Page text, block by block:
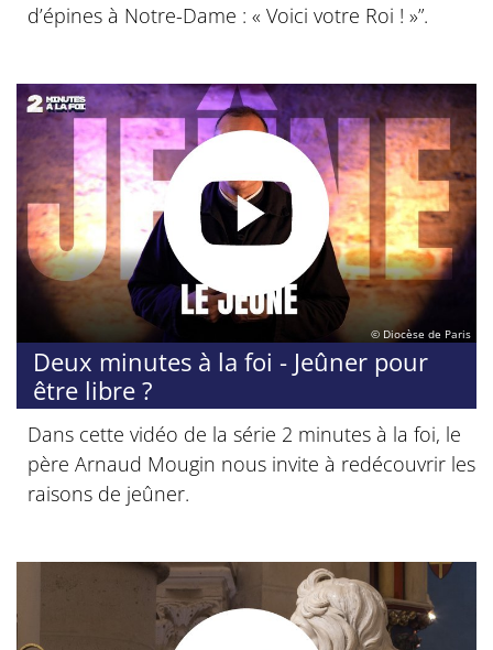
d’épines à Notre-Dame : « Voici votre Roi ! »”.
© Diocèse de Paris
Deux minutes à la foi - Jeûner pour
être libre ?
Dans cette vidéo de la série 2 minutes à la foi, le
père Arnaud Mougin nous invite à redécouvrir les
raisons de jeûner.